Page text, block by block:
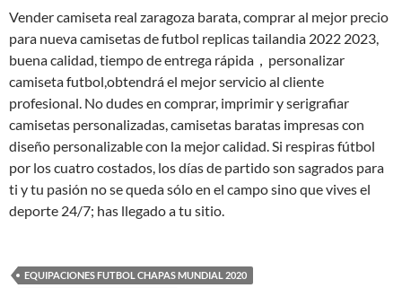
Vender camiseta real zaragoza barata, comprar al mejor precio
para nueva camisetas de futbol replicas tailandia 2022 2023,
buena calidad, tiempo de entrega rápida，personalizar
camiseta futbol,obtendrá el mejor servicio al cliente
profesional. No dudes en comprar, imprimir y serigrafiar
camisetas personalizadas, camisetas baratas impresas con
diseño personalizable con la mejor calidad. Si respiras fútbol
por los cuatro costados, los días de partido son sagrados para
ti y tu pasión no se queda sólo en el campo sino que vives el
deporte 24/7; has llegado a tu sitio.
EQUIPACIONES FUTBOL CHAPAS MUNDIAL 2020